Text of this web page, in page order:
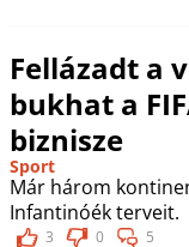
Fellázadt a
bukhat a
biznisze
Sport
Már három
Infantinóék terveit.
3 0 5